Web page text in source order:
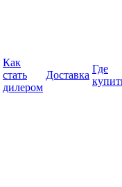
Как
стать
дилером
Доставка
Где